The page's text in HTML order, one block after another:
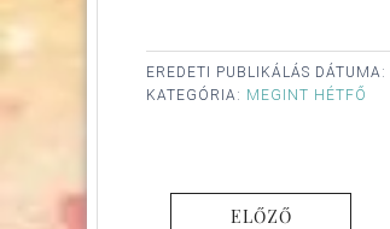
EREDETI PUBLIKÁLÁS DÁTUMA:
KATEGÓRIA: MEGINT HÉTFŐ
ELŐZŐ